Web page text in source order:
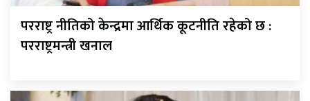
परराष्ट्र नीतिको केन्द्रमा आर्थिक कूटनीति रहेको छ :
परराष्ट्रमन्त्री खनाल